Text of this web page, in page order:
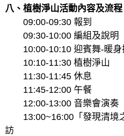
八、植樹淨山活動內容及流程
09:00-09:30 報到
09:30-10:00 編組及說明
10:00-10:10 迎賓舞-暖身
10:10-11:30 植樹淨山
11:30-11:45 休息
11:45-12:00 午餐
12:00-13:00 音樂會演奏
13:00~16:00「發現清境
訪